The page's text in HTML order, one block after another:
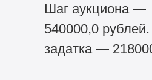
Шаг аукциона —
540000,0
задатка —